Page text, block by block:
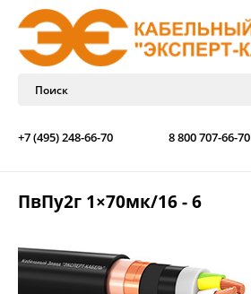
+7 (495) 248-66-70 8 800 707-66-70
ПвПу2г 1×70мк/16 - 6